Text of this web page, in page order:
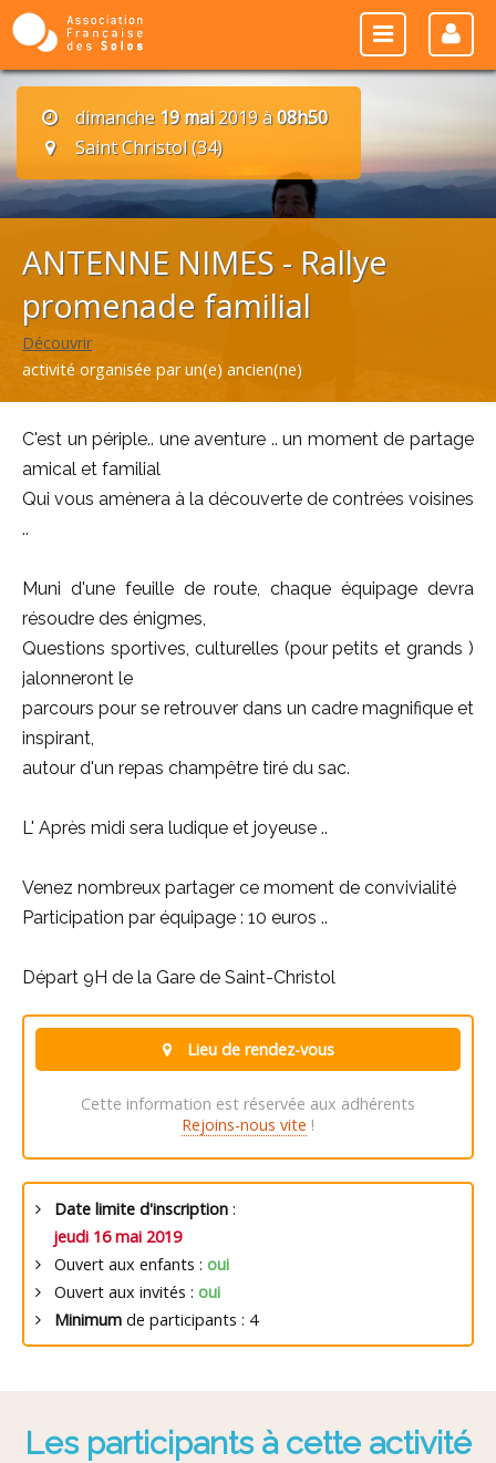
dimanche 19 mai2019 à08h50
Saint Christol (34)
ANTENNE NIMES - Rallye
promenade familial
Découvrir
activité organisée par un(e) ancien(ne)
C'est un périple.. une aventure .. un moment de partage
amical et familial
Qui vous amènera à la découverte de contrées voisines
..
Muni d'une feuille de route, chaque équipage devra
résoudre des énigmes,
Questions sportives, culturelles (pour petits et grands )
jalonneront le
parcours pour se retrouver dans un cadre magnifique et
inspirant,
autour d'un repas champêtre tiré du sac.
L' Après midi sera ludique et joyeuse ..
Venez nombreux partager ce moment de convivialité
Participation par équipage : 10 euros ..
Départ 9H de la Gare de Saint-Christol
Lieu de rendez-vous
Cette information est réservée aux adhérents
Rejoins-nous vite !
Date limite d'inscription :
jeudi 16 mai 2019
Ouvert aux enfants : oui
Ouvert aux invités : oui
Minimum de participants : 4
Les participants à cette activité